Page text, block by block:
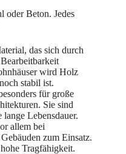
oder Beton. Jedes
das sich durch
wird Holz
stabil ist.
für große
Sie sind
lange Lebensdauer.
allem bei
zum Einsatz.
Tragfähigkeit.